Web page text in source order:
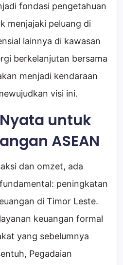
fondasi pengetahuan
menjajaki peluang di
lainnya di kawasan
berkelanjutan bersama
menjadi kendaraan
visi ini.
untuk
ASEAN
dan omzet, ada
peningkatan
di Timor Leste.
keuangan formal
yang sebelumnya
Pegadaian